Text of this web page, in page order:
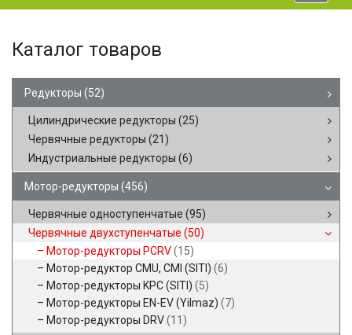
Каталог товаров
Редукторы (52)
Цилиндрические редукторы (25)
Червячные редукторы (21)
Индустриальные редукторы (6)
Мотор-редукторы (456)
Червячные одноступенчатые (95)
Червячные двухступенчатые (50)
Мотор-редукторы PCRV(15)
Мотор-редуктор CMU, CMI (SITI) (6)
Мотор-редукторы KPC (SITI) (5)
Мотор-редукторы EN-EV (Yilmaz) (7)
Мотор-редукторы DRV(11)